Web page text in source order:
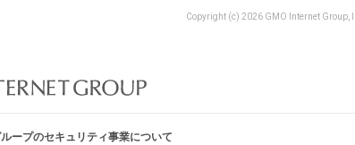
Copyright (c) 2026 GMO Internet Group,
ープのセキュリティ事業について